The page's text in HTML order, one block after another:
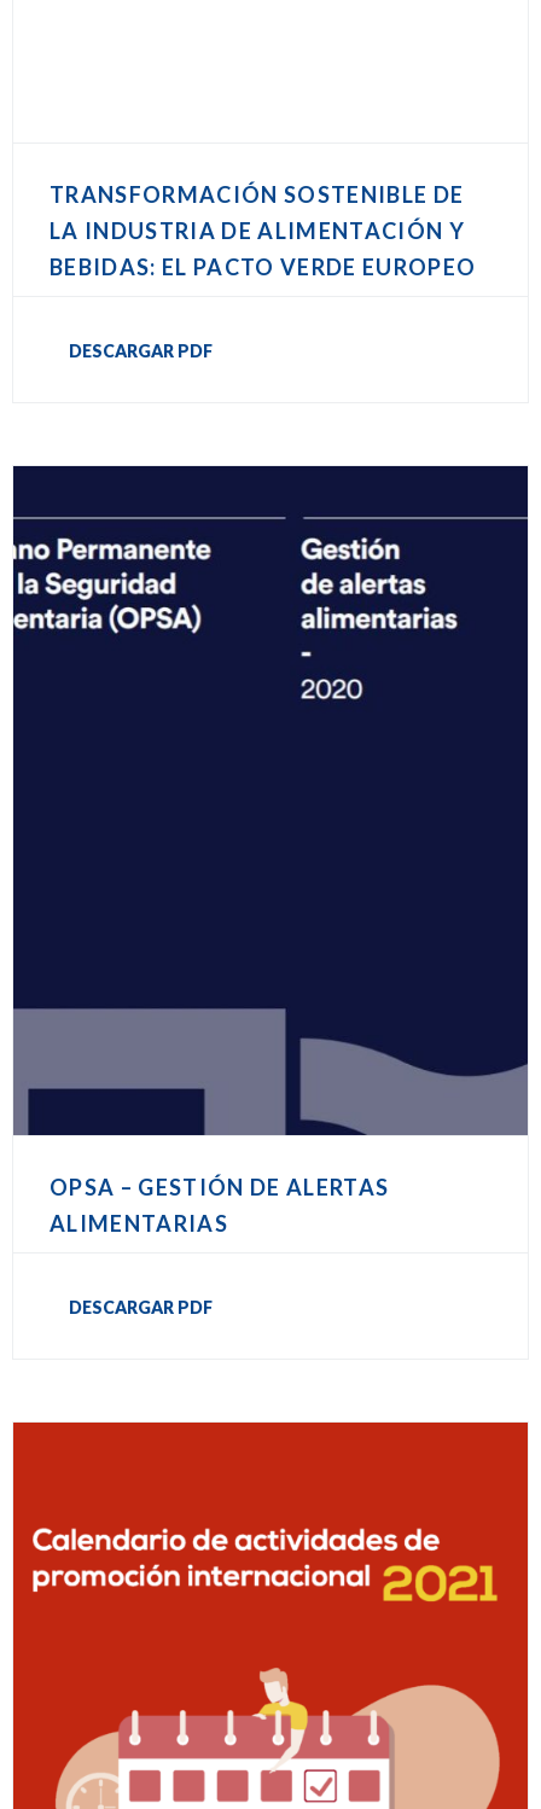
TRANSFORMACIÓN SOSTENIBLE DE
LA INDUSTRIA DE ALIMENTACIÓN Y
BEBIDAS: EL PACTO VERDE EUROPEO
DESCARGAR PDF
OPSA – GESTIÓN DE ALERTAS
ALIMENTARIAS
DESCARGAR PDF